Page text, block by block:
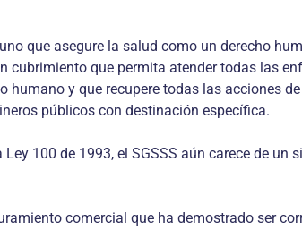
que asegure la salud como un derecho
que permita atender todas las
y que recupere todas las acciones
públicos con destinación específica.
100 de 1993, el SGSSS aún carece de un
comercial que ha demostrado ser